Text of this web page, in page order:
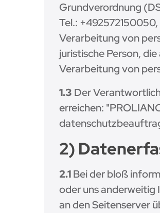
Grundverordnung
Tel.:
Verarbeitung von
juristische Person,
Verarbeitung von
1.3 Der
erreichen:
2)
2.1Bei der bloß
oder uns anderweitig
an den Seitenserver